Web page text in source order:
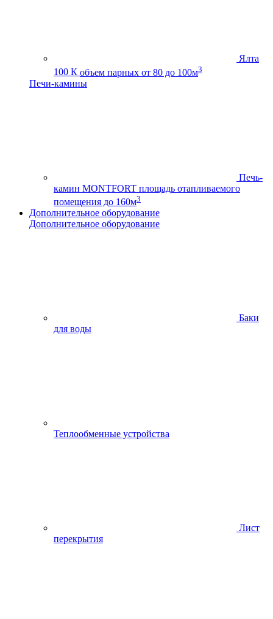
Ялта
100 К объем парных от 80 до 100м3
Печи-камины
Печь-
камин MONTFORT площадь отапливаемого
помещения до 160м3
Дополнительное оборудование
Дополнительное оборудование
Баки
для воды
Теплообменные устройства
Лист
перекрытия